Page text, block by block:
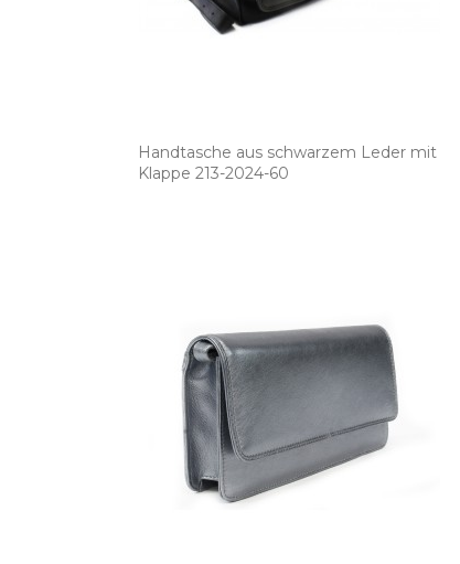
Handtasche aus schwarzem Leder mit
Klappe 213­-2024­-60